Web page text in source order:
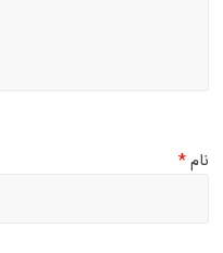
نام*